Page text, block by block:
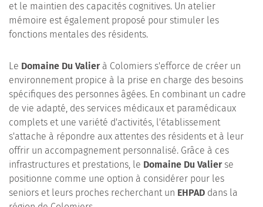
et le maintien des capacités cognitives. Un atelier
mémoire est également proposé pour stimuler les
fonctions mentales des résidents.
Le Domaine Du Valierà Colomiers s'efforce de créer un
environnement propice à la prise en charge des besoins
spécifiques des personnes âgées. En combinant un cadre
de vie adapté, des services médicaux et paramédicaux
complets et une variété d'activités, l'établissement
s'attache à répondre aux attentes des résidents et à leur
offrir un accompagnement personnalisé. Grâce à ces
infrastructures et prestations, le Domaine Du Valierse
positionne comme une option à considérer pour les
seniors et leurs proches recherchant un EHPAD dans la